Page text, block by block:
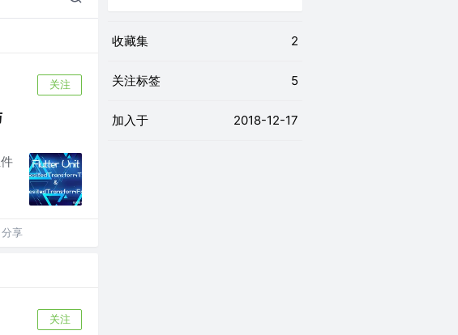
关注
分享
关注
收藏集 2
关注标签 5
加入于 2018-12-17